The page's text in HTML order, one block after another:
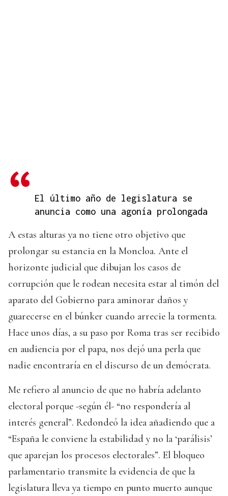
El último año de legislatura se
anuncia como una agonía prolongada
A estas alturas ya no tiene otro objetivo que
prolongar su estancia en la Moncloa. Ante el
horizonte judicial que dibujan los casos de
corrupción que le rodean necesita estar al timón del
aparato del Gobierno para aminorar daños y
guarecerse en el búnker cuando arrecie la tormenta.
Hace unos días, a su paso por Roma tras ser recibido
en audiencia por el papa, nos dejó una perla que
nadie encontraría en el discurso de un demócrata.
Me refiero al anuncio de que no habría adelanto
electoral porque -según él- “no respondería al
interés general”. Redondeó la idea añadiendo que a
“España le conviene la estabilidad y no la ‘parálisis’
que aparejan los procesos electorales”. El bloqueo
parlamentario transmite la evidencia de que la
legislatura lleva ya tiempo en punto muerto aunque